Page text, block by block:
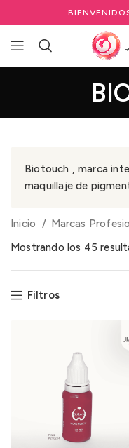
Biotouch , marca
maquillaje de
Inicio Marcas
Mostrando los 45
Filtros